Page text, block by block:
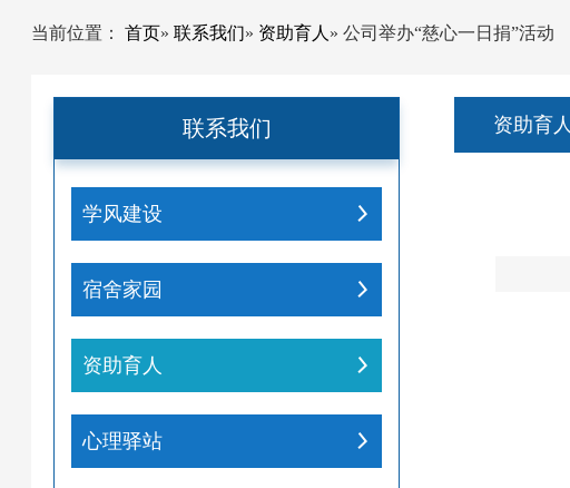
当前位置： 首页» 联系我们» 资助育人 » 公司举办“慈心一日捐”活动
联系我们
学风建设
宿舍家园
资助育人
心理驿站
资助育人